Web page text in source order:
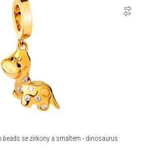
beads se zirkony a smaltem - dinosaurus